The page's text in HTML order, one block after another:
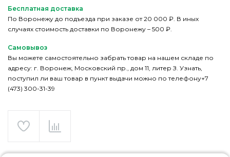
Бесплатная доставка
По Воронежу до подъезда при заказе от 20 000 ₽. В иных
случаях стоимость доставки по Воронежу – 500 ₽.
Самовывоз
Вы можете самостоятельно забрать товар на нашем складе по
адресу: г. Воронеж, Московский пр., дом 11, литер З. Узнать,
поступил ли ваш товар в пункт выдачи можно по телефону+7
(473) 300-31-39